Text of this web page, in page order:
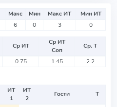
Макс Мин Макс ИТ
Мин ИТ
6 0 3 0
Ср ИТ
Ср ИТ
Соп
Ср. Т
0.75 1.45 2.2
ИТ
1
ИТ
2
Гости Т